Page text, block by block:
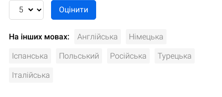
На інших мовах: Англійська Німецька
Іспанська Польський Російська Турецька
Італійська